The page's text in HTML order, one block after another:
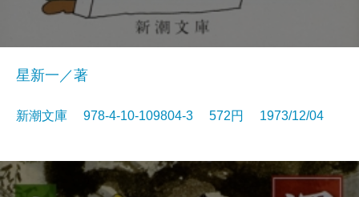
星新一／著
新潮文庫 978-4-10-109804-3 572円 1973/12/04